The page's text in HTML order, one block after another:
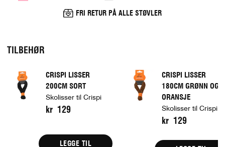
FRI RETUR PÅ ALLE STØVLER
TILBEHØR
CRISPI LISSER
200CM SORT
Skolisser til Crispi
kr 129
LEGGE TIL
CRISPI LISSER
180CM GRØNN OG
ORANSJE
Skolisser til Crispi
kr 129